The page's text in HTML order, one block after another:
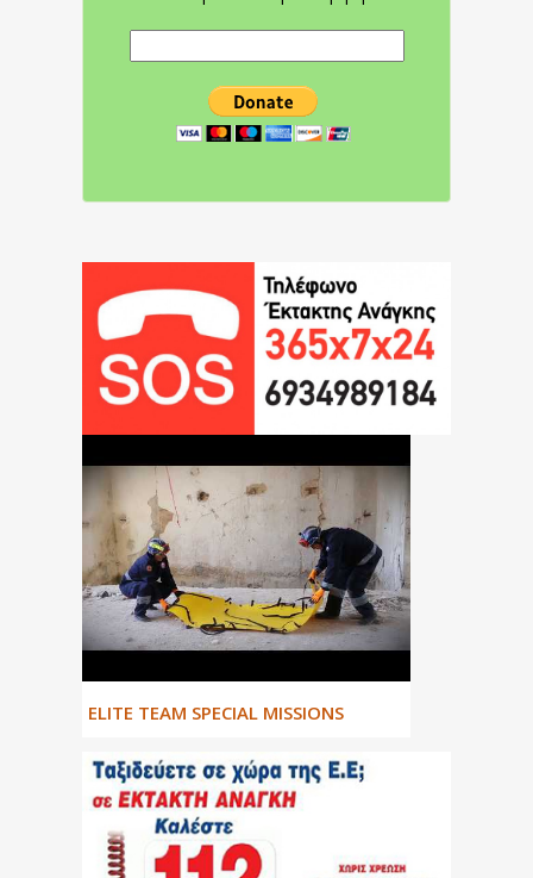
ΕLITE TEAM SPECIAL MISSIONS